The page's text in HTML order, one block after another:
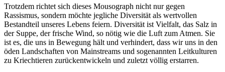
Trotzdem richtet sich dieses Mousograph nicht nur gegen
Rassismus, sondern möchte jegliche Diversität als wertvollen
Bestandteil unseres Lebens feiern. Diversität ist Vielfalt, das Salz in
der Suppe, der frische Wind, so nötig wie die Luft zum Atmen. Sie
ist es, die uns in Bewegung hält und verhindert, dass wir uns in den
öden Landschaften von Mainstreams und sogenannten Leitkulturen
zu Kriechtieren zurückentwickeln und zuletzt völlig erstarren.